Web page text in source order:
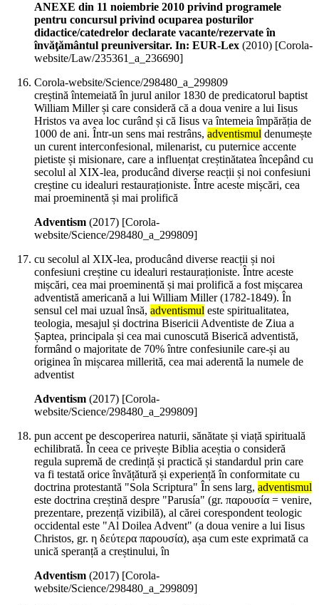
ANEXE din 11 noiembrie 2010 privind programele
pentru concursul privind ocuparea posturilor
didactice/catedrelor declarate vacante/rezervate în
învăţământul preuniversitar. In: EUR-Lex (2010) [Corola-
website/Law/235361_a_236690]
Corola-website/Science/298480_a_299809
creștină întemeiată în jurul anilor 1830 de predicatorul baptist
William Miller și care consideră că a doua venire a lui Iisus
Hristos va avea loc curând și că Iisus va întemeia împărăția de
1000 de ani. Într-un sens mai restrâns, adventismul denumește
un curent interconfesional, milenarist, cu puternice accente
pietiste și misionare, care a influențat creștinătatea începând cu
secolul al XIX-lea, producând diverse reacții și noi confesiuni
creștine cu idealuri restauraționiste. Între aceste mișcări, cea
mai proeminentă și mai prolifică
Adventism (2017) [Corola-
website/Science/298480_a_299809]
cu secolul al XIX-lea, producând diverse reacții și noi
confesiuni creștine cu idealuri restauraționiste. Între aceste
mișcări, cea mai proeminentă și mai prolifică a fost mișcarea
adventistă americană a lui William Miller (1782-1849). În
sensul cel mai uzual însă, adventismul este spiritualitatea,
teologia, mesajul și doctrina Bisericii Adventiste de Ziua a
Șaptea, principala și cea mai cunoscută Biserică adventistă,
formând o majoritate de 70% între confesiunile care-și au
originea în mișcarea millerită, cea mai aderentă la numele de
adventist
Adventism (2017) [Corola-
website/Science/298480_a_299809]
pun accent pe descoperirea naturii, sănătate și viață spirituală
echilibrată. În ceea ce privește Biblia aceștia o consideră
regula supremă de credință și practică și standardul prin care
va fi testată orice învățătură și experiență în conformitate cu
doctrina protestantă "Sola Scriptura" În sens larg, adventismul
este doctrina creștină despre "Parusía" (gr. παρουσία = venire,
prezentare, prezență vizibilă), al cărei corespondent teologic
occidental este "Al Doilea Advent" (a doua venire a lui Iisus
Christos, gr. η δεύτερα παρουσία), așa cum este exprimată ca
unică speranță a creștinului, în
Adventism (2017) [Corola-
website/Science/298480_a_299809]